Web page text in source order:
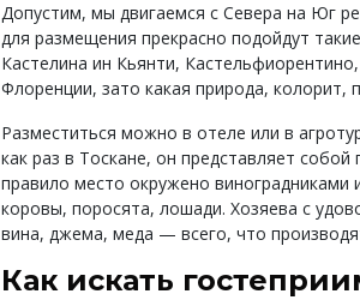
Допустим, мы двигаемся с Севера на Юг
для размещения прекрасно подойдут
Кастелина ин Кьянти,
Флоренции, зато какая природа, колорит,
Разместиться можно в отеле или в
как раз в Тоскане, он представляет
правило место окружено
коровы, поросята, лошади. Хозяева с
вина, джема, меда — всего, что
Как искать